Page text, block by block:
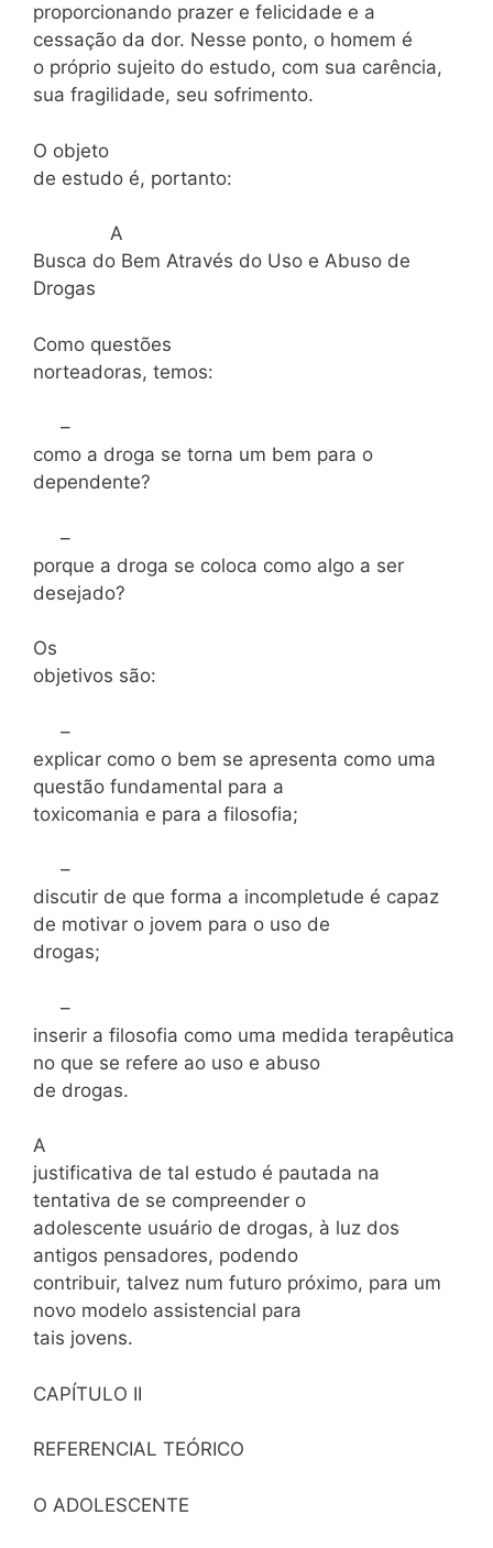
proporcionando prazer e felicidade e a
cessação da dor. Nesse ponto, o homem é
o próprio sujeito do estudo, com sua carência,
sua fragilidade, seu sofrimento.
O objeto
de estudo é, portanto:
A
Busca do Bem Através do Uso e Abuso de
Drogas
Como questões
norteadoras, temos:
–
como a droga se torna um bem para o
dependente?
–
porque a droga se coloca como algo a ser
desejado?
Os
objetivos são:
–
explicar como o bem se apresenta como uma
questão fundamental para a
toxicomania e para a filosofia;
–
discutir de que forma a incompletude é capaz
de motivar o jovem para o uso de
drogas;
–
inserir a filosofia como uma medida terapêutica
no que se refere ao uso e abuso
de drogas.
A
justificativa de tal estudo é pautada na
tentativa de se compreender o
adolescente usuário de drogas, à luz dos
antigos pensadores, podendo
contribuir, talvez num futuro próximo, para um
novo modelo assistencial para
tais jovens.
CAPÍTULO II
REFERENCIAL TEÓRICO
O ADOLESCENTE